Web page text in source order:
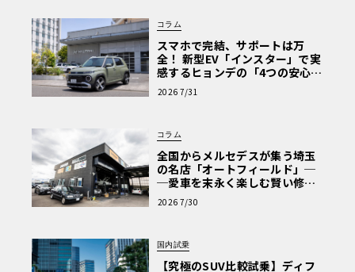
コラム
スマホで完結、サポートは万
全！ 新型EV「インスター」で実
感するヒョンデの「4つの安心」
【第1回・ヒョンデ6つの疑問：
Why? Hyundai?】〈PR〉
2026 7/31
コラム
全国からメルセデスが集う埼玉
の名店「オートフィールド」─
─愛車を末永く楽しむ賢い修理
術と、プロがフックス製オイル
を選ぶ理由〈PR〉
2026 7/30
国内試乗
【究極のSUV比較試乗】ディフ